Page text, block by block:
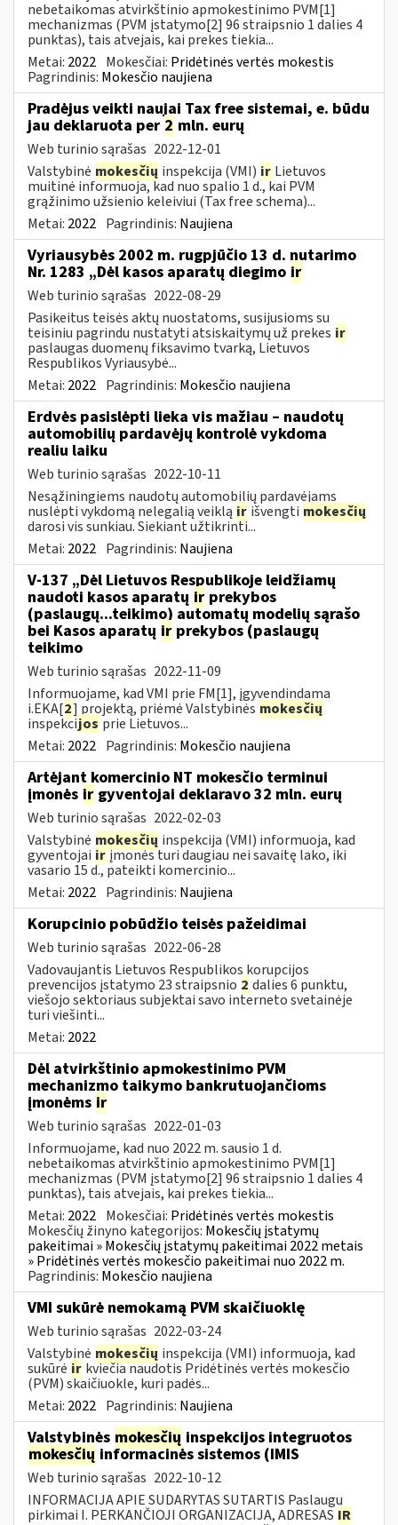
nebetaikomas atvirkštinio apmokestinimo PVM[1]
mechanizmas (PVM įstatymo[2] 96 straipsnio 1 dalies 4
punktas), tais atvejais, kai prekes tiekia...
Metai: 2022 Mokesčiai: Pridėtinės vertės mokestis
Pagrindinis: Mokesčio naujiena
Pradėjus veikti naujai Tax free sistemai, e. būdu
jau deklaruota per 2 mln. eurų
Web turinio sąrašas 2022-12-01
Valstybinė mokesčių inspekcija (VMI) ir Lietuvos
muitinė informuoja, kad nuo spalio 1 d., kai PVM
grąžinimo užsienio keleiviui (Tax free schema)...
Metai: 2022 Pagrindinis: Naujiena
Vyriausybės 2002 m. rugpjūčio 13 d. nutarimo
Nr. 1283 „Dėl kasos aparatų diegimo ir
Web turinio sąrašas 2022-08-29
Pasikeitus teisės aktų nuostatoms, susijusioms su
teisiniu pagrindu nustatyti atsiskaitymų už prekes ir
paslaugas duomenų fiksavimo tvarką, Lietuvos
Respublikos Vyriausybė...
Metai: 2022 Pagrindinis: Mokesčio naujiena
Erdvės pasislėpti lieka vis mažiau – naudotų
automobilių pardavėjų kontrolė vykdoma
realiu laiku
Web turinio sąrašas 2022-10-11
Nesąžiningiems naudotų automobilių pardavėjams
nuslėpti vykdomą nelegalią veiklą ir išvengti mokesčių
darosi vis sunkiau. Siekiant užtikrinti...
Metai: 2022 Pagrindinis: Naujiena
V-137 „Dėl Lietuvos Respublikoje leidžiamų
naudoti kasos aparatų ir prekybos
(paslaugų...teikimo) automatų modelių sąrašo
bei Kasos aparatų ir prekybos (paslaugų
teikimo
Web turinio sąrašas 2022-11-09
Informuojame, kad VMI prie FM[1], įgyvendindama
i.EKA[2] projektą, priėmė Valstybinės mokesčių
inspekcijos prie Lietuvos...
Metai: 2022 Pagrindinis: Mokesčio naujiena
Artėjant komercinio NT mokesčio terminui
įmonės ir gyventojai deklaravo 32 mln. eurų
Web turinio sąrašas 2022-02-03
Valstybinė mokesčių inspekcija (VMI) informuoja, kad
gyventojai irįmonės turi daugiau nei savaitę lako, iki
vasario 15 d., pateikti komercinio...
Metai: 2022 Pagrindinis: Naujiena
Korupcinio pobūdžio teisės pažeidimai
Web turinio sąrašas 2022-06-28
Vadovaujantis Lietuvos Respublikos korupcijos
prevencijos įstatymo 23 straipsnio 2 dalies 6 punktu,
viešojo sektoriaus subjektai savo interneto svetainėje
turi viešinti...
Metai: 2022
Dėl atvirkštinio apmokestinimo PVM
mechanizmo taikymo bankrutuojančioms
įmonėms ir
Web turinio sąrašas 2022-01-03
Informuojame, kad nuo 2022 m. sausio 1 d.
nebetaikomas atvirkštinio apmokestinimo PVM[1]
mechanizmas (PVM įstatymo[2] 96 straipsnio 1 dalies 4
punktas), tais atvejais, kai prekes tiekia...
Metai: 2022 Mokesčiai: Pridėtinės vertės mokestis
Mokesčių žinyno kategorijos: Mokesčių įstatymų
pakeitimai » Mokesčių įstatymų pakeitimai 2022 metais
» Pridėtinės vertės mokesčio pakeitimai nuo 2022 m.
Pagrindinis: Mokesčio naujiena
VMI sukūrė nemokamą PVM skaičiuoklę
Web turinio sąrašas 2022-03-24
Valstybinė mokesčių inspekcija (VMI) informuoja, kad
sukūrė ir kviečia naudotis Pridėtinės vertės mokesčio
(PVM) skaičiuokle, kuri padės...
Metai: 2022 Pagrindinis: Naujiena
Valstybinės mokesčių inspekcijos integruotos
mokesčių informacinės sistemos (IMIS
Web turinio sąrašas 2022-10-12
INFORMACIJA APIE SUDARYTAS SUTARTIS Paslaugų
pirkimai I. PERKANČIOJI ORGANIZACIJA, ADRESAS IR